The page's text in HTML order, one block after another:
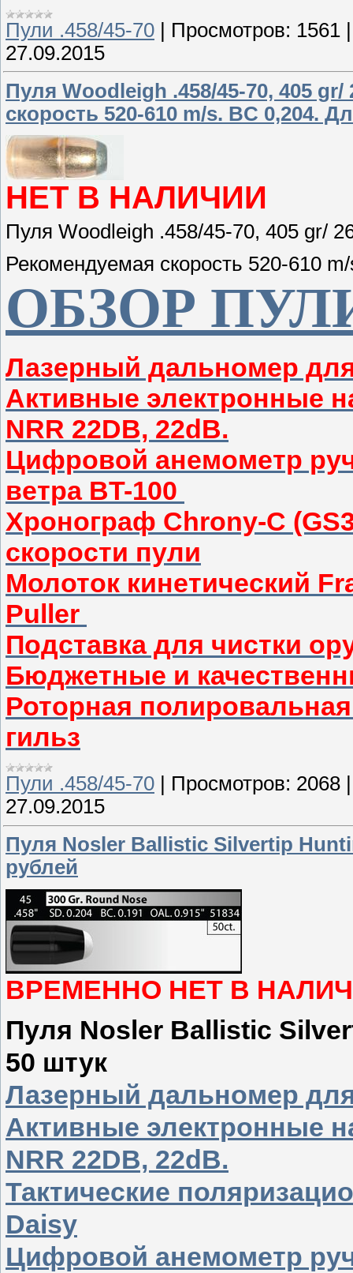
Пули .458/45-70 Просмотров: 1561
27.09.2015
Пуля Woodleigh .458/45-70, 405
скорость 520-610 m/s. BC 0,204.
НЕТ В НАЛИЧИИ
Пуля Woodleigh .458/45-70, 405 gr/
Рекомендуемая скорость 520-610
ОБЗОР
Лазерный дальномер
Активные электронные
NRR 22DB, 22dB.
Цифровой анемометр
ветра BT-100
Хронограф Chrony-C
скорости пули
Молоток кинетический
Puller
Подставка для чистки
Бюджетные и
Роторная
гильз
Пули .458/45-70 Просмотров: 2068
27.09.2015
Пуля Nosler Ballistic Silvertip
рублей
ВРЕМЕННО НЕТ В
Пуля Nosler Ballistic
50 штук
Лазерный дальномер
Активные электронные
NRR 22DB, 22dB.
Тактические
Daisy
Цифровой анемометр